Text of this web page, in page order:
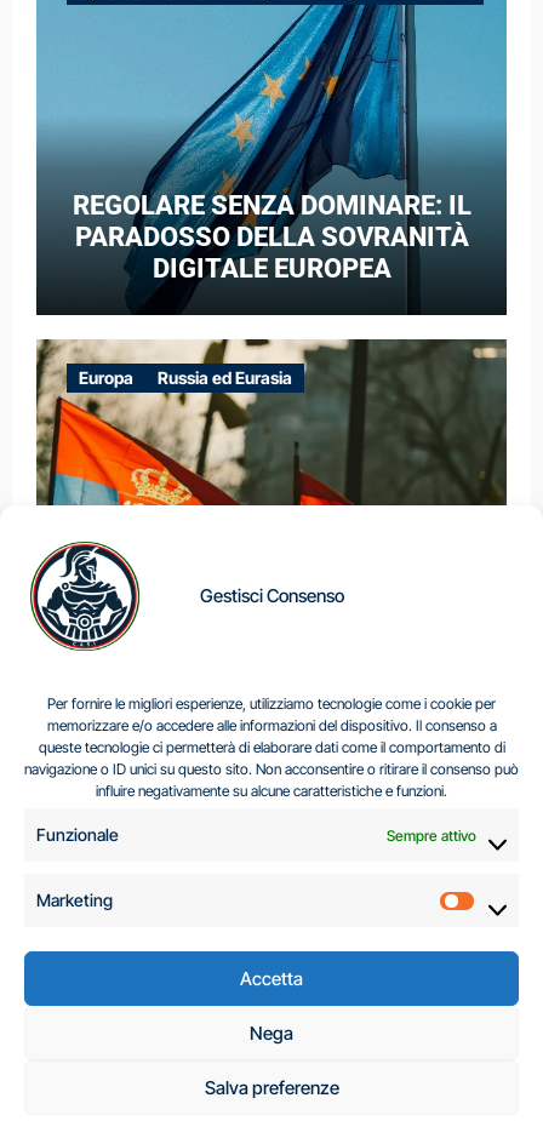
Gestisci Consenso
Per fornire le migliori esperienze, utilizziamo tecnologie come i cookie per
memorizzare e/o accedere alle informazioni del dispositivo. Il consenso a
queste tecnologie ci permetterà di elaborare dati come il comportamento di
navigazione o ID unici su questo sito. Non acconsentire o ritirare il consenso può
influire negativamente su alcune caratteristiche e funzioni.
Funzionale Sempre attivo
Marketing
Accetta
Nega
Salva preferenze
GUERRA IBRIDA
REGOLARE SENZA DOMINARE: IL
PARADOSSO DELLA SOVRANITÀ
DIGITALE EUROPEA
Europa Russia ed Eurasia
Centro Analisi e Studi Italus © Tutti i diritti riservati
C.A.S.I. – Centro
Analisi e Studi Italus